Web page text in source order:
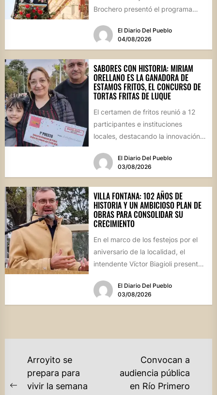
Brochero presentó el programa
El Diario Del Pueblo
04/08/2026
SABORES CON HISTORIA: MIRIAM
ORELLANO ES LA GANADORA DE
ESTAMOS FRITOS, EL CONCURSO DE
TORTAS FRITAS DE LUQUE
El certamen de fritos reunió a 12
participantes e instituciones
locales, destacando la innovación
El Diario Del Pueblo
03/08/2026
VILLA FONTANA: 102 AÑOS DE
HISTORIA Y UN AMBICIOSO PLAN DE
OBRAS PARA CONSOLIDAR SU
CRECIMIENTO
En el marco de los festejos por el
aniversario de la localidad, el
intendente Víctor Biagioli presentó
El Diario Del Pueblo
03/08/2026
NAVEGACIÓN
Previous
Arroyito se
prepara para
vivir la semana
Convocan a
audiencia pública
en Río Primero